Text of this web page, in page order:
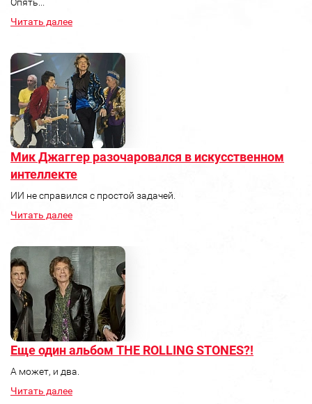
Читать далее
Мик Джаггер разочаровался в искусственном
интеллекте
ИИ не справился с простой задачей.
Читать далее
Еще один альбом THE ROLLING STONES?!
А может, и два.
Читать далее